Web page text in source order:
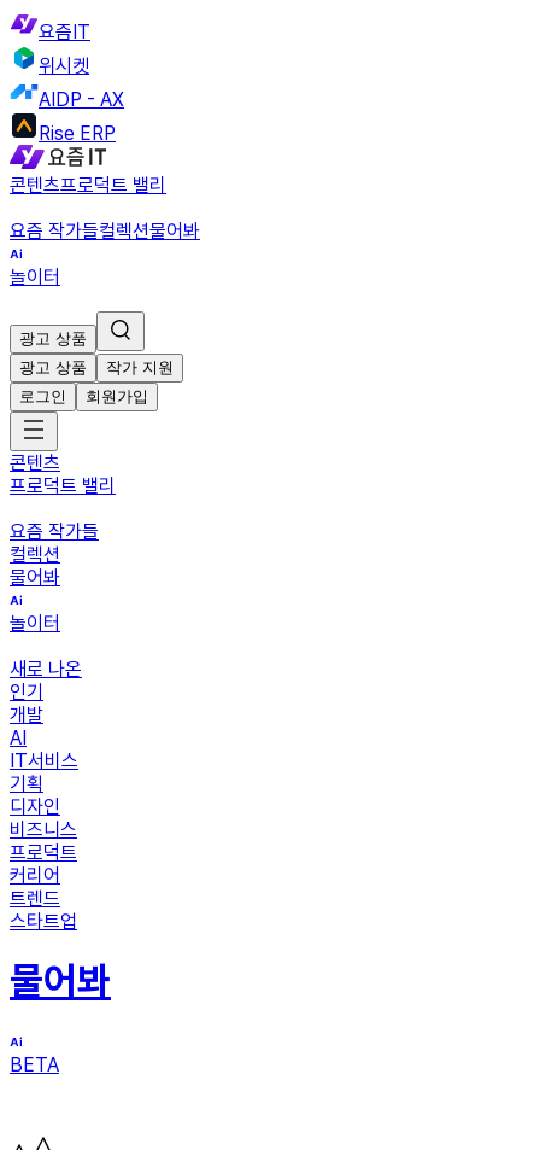
요즘IT
위시켓
AIDP - AX
Rise ERP
콘텐츠프로덕트 밸리
요즘 작가들컬렉션물어봐
놀이터
광고 상품
광고 상품
작가 지원
로그인
회원가입
콘텐츠
프로덕트 밸리
요즘 작가들
컬렉션
물어봐
놀이터
새로 나온
인기
개발
AI
IT서비스
기획
디자인
비즈니스
프로덕트
커리어
트렌드
스타트업
물어봐
BETA